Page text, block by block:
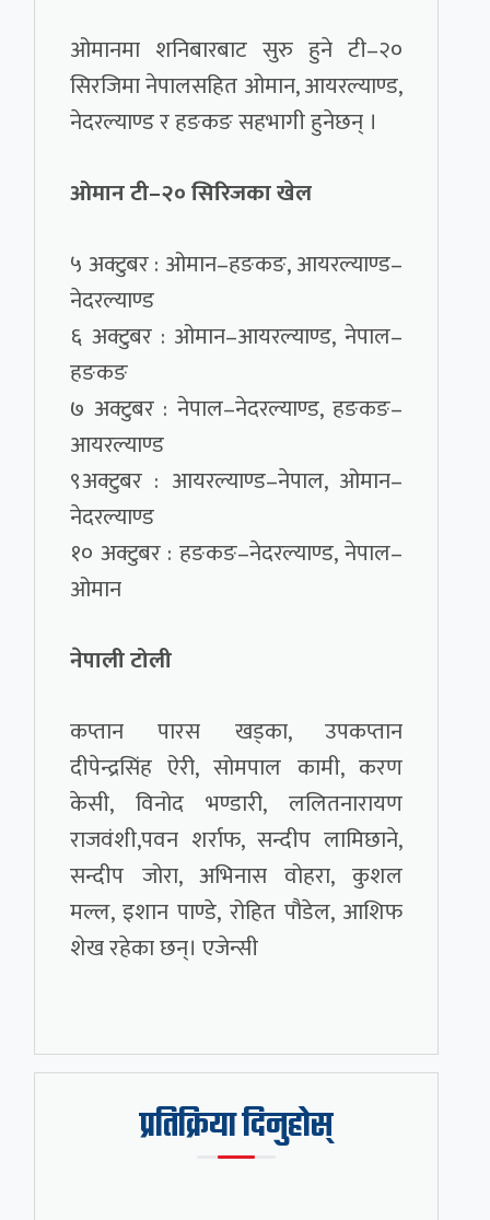
ओमानमा शनिबारबाट सुरु हुने टी–२०
सिरजिमा नेपालसहित ओमान, आयरल्याण्ड,
नेदरल्याण्ड र हङकङ सहभागी हुनेछन् ।
ओमान टी–२० सिरिजका खेल
५ अक्टुबर : ओमान–हङकङ, आयरल्याण्ड–
नेदरल्याण्ड
६ अक्टुबर : ओमान–आयरल्याण्ड, नेपाल–
हङकङ
७ अक्टुबर : नेपाल–नेदरल्याण्ड, हङकङ–
आयरल्याण्ड
९अक्टुबर : आयरल्याण्ड–नेपाल, ओमान–
नेदरल्याण्ड
१० अक्टुबर : हङकङ–नेदरल्याण्ड, नेपाल–
ओमान
नेपाली टोली
कप्तान पारस खड्का, उपकप्तान
दीपेन्द्रसिंह ऐरी, सोमपाल कामी, करण
केसी, विनोद भण्डारी, ललितनारायण
राजवंशी,पवन शर्राफ, सन्दीप लामिछाने,
सन्दीप जोरा, अभिनास वोहरा, कुशल
मल्ल, इशान पाण्डे, रोहित पौडेल, आशिफ
शेख रहेका छन्। एजेन्सी
प्रतिक्रिया दिनुहोस्